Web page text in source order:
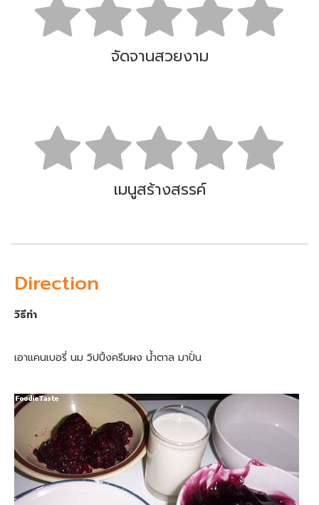
จัดจานสวยงาม
เมนูสร้างสรรค์
Direction
วิธีทำ
เอาแคนเบอรี่ นม วิปปิ้งครีมผง น้ำตาล มาปั่น